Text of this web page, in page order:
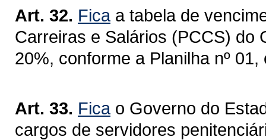
Art. 32. Ficaa tabela de
Carreiras e Salários (PCCS) do
20%, conforme a Planilha nº 01,
Art. 33. Ficao Governo do
cargos de servidores